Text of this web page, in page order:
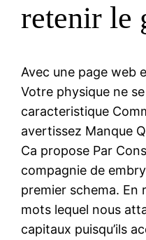
retenir le
Avec une page web
Votre physique ne
caracteristique
avertissez Manque
Ca propose Par
compagnie de
premier schema. En
mots lequel nous
capitaux puisqu’ils